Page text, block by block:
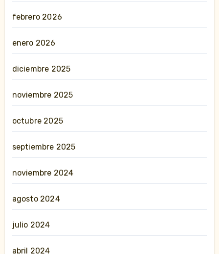
febrero 2026
enero 2026
diciembre 2025
noviembre 2025
octubre 2025
septiembre 2025
noviembre 2024
agosto 2024
julio 2024
abril 2024